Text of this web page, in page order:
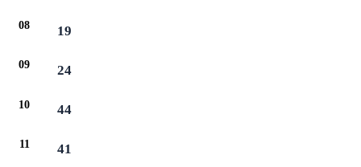
08 19
09 24
10 44
11 41